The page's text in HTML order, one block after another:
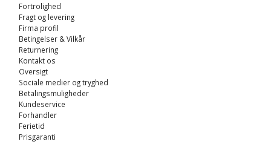
Fortrolighed
Fragt og levering
Firma profil
Betingelser & Vilkår
Returnering
Kontakt os
Oversigt
Sociale medier og tryghed
Betalingsmuligheder
Kundeservice
Forhandler
Ferietid
Prisgaranti